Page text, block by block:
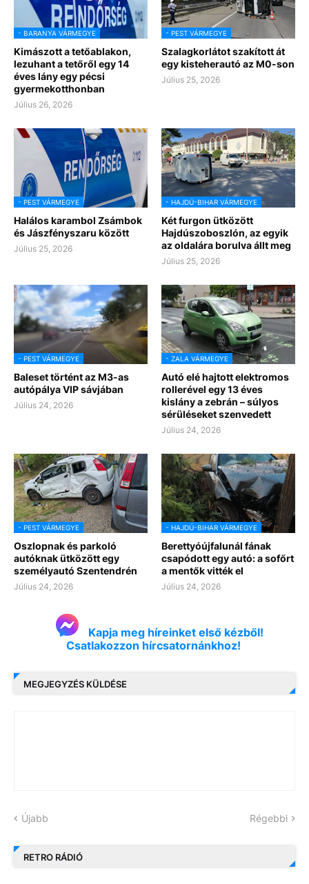
- BARANYA VÁRMEGYE
Kimászott a tetőablakon,
lezuhant a tetőről egy 14
éves lány egy pécsi
gyermekotthonban
Július 26, 2026
- PEST VÁRMEGYE
Szalagkorlátot szakított át
egy kisteherautó az M0-son
Július 25, 2026
- PEST VÁRMEGYE
Halálos karambol Zsámbok
és Jászfényszaru között
Július 25, 2026
- HAJDÚ-BIHAR VÁRMEGYE
Két furgon ütközött
Hajdúszoboszlón, az egyik
az oldalára borulva állt meg
Július 25, 2026
- PEST VÁRMEGYE
Baleset történt az M3-as
autópálya VIP sávjában
Július 24, 2026
- ZALA VÁRMEGYE
Autó elé hajtott elektromos
rollerével egy 13 éves
kislány a zebrán – súlyos
sérüléseket szenvedett
Július 24, 2026
- PEST VÁRMEGYE
Oszlopnak és parkoló
autóknak ütközött egy
személyautó Szentendrén
Július 24, 2026
- HAJDÚ-BIHAR VÁRMEGYE
Berettyóújfalunál fának
csapódott egy autó: a sofőrt
a mentők vitték el
Július 24, 2026
Kapja meg híreinket első kézből!
Csatlakozzon hírcsatornánkhoz!
MEGJEGYZÉS KÜLDÉSE
Újabb Régebbi
RETRO RÁDIÓ